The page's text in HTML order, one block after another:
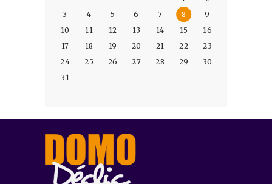
3
4 5 6 7 8
9
10
11 12 13 14 15
16
17
18 19 20 21 22
23
24
25 26 27 28 29
30
31